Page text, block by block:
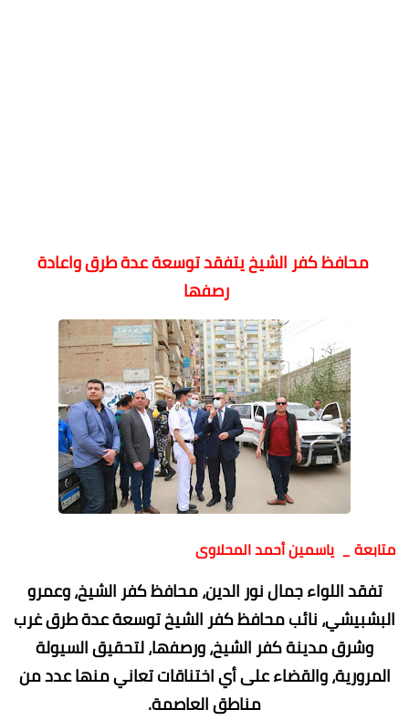
محافظ كفر الشيخ يتفقد توسعة عدة طرق واعادة
رصفها
متابعة _ ياسمين أحمد المحلاوى
تفقد اللواء جمال نور الدين، محافظ كفر الشيخ، وعمرو
البشبيشي، نائب محافظ كفر الشيخ توسعة عدة طرق غرب
وشرق مدينة كفر الشيخ، ورصفها، لتحقيق السيولة
المرورية، والقضاء على أي اختناقات تعاني منها عدد من
مناطق العاصمة.